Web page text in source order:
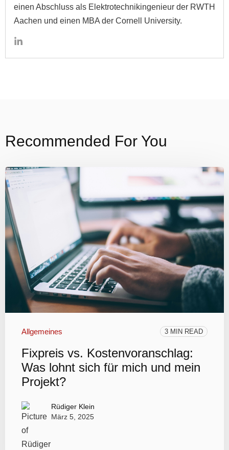
einen Abschluss als Elektrotechnikingenieur der RWTH
Aachen und einen MBA der Cornell University.
Recommended For You
Allgemeines 3 MIN READ
Fixpreis vs. Kostenvoranschlag:
Was lohnt sich für mich und mein
Projekt?
Rüdiger Klein
März 5, 2025